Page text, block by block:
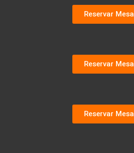
Reservar Mesa
Reservar Mesa
Reservar Mesa